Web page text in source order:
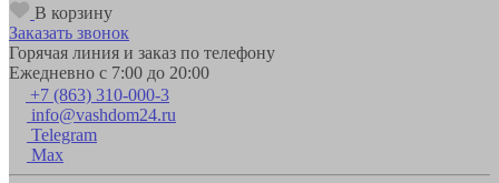
В корзину
Заказать звонок
Горячая линия и заказ по телефону
Ежедневно с 7:00 до 20:00
+7 (863) 310-000-3
info@vashdom24.ru
Telegram
Max